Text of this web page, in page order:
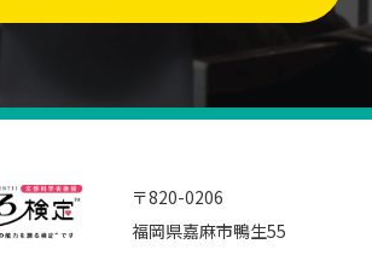
〒820-0206
福岡県嘉麻市鴨生55